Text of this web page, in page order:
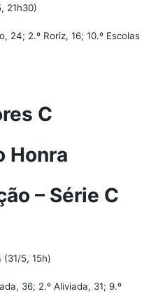
21h30)
24; 2.º Roriz, 16; 10.º Escolas
C
Honra
– Série C
5, 15h)
36; 2.º Aliviada, 31; 9.º